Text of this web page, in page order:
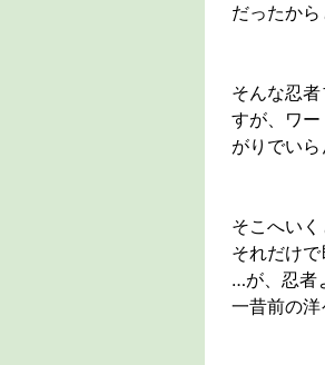
だったか
そんな忍
すが、ワ
がりでいら
そこへい
それだけで
…が、忍者
一昔前の洋